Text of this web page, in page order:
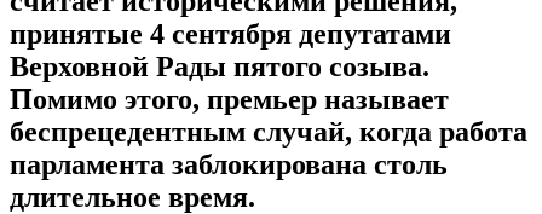
принятые 4 сентября депутатами
Верховной Рады пятого созыва.
Помимо этого, премьер называет
беспрецедентным случай, когда работа
парламента заблокирована столь
длительное время.